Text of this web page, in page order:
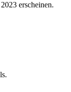
erscheinen.